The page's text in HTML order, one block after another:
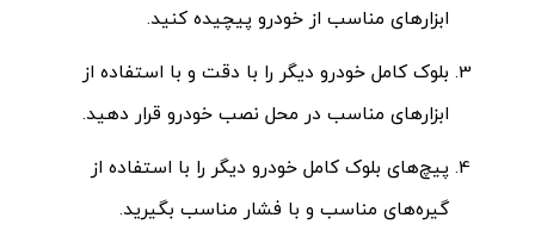
ابزارهای مناسب از خودرو پیچیده کنید.
بلوک کامل خودرو دیگر را با دقت و با استفاده از
ابزارهای مناسب در محل نصب خودرو قرار دهید.
پیچ‌های بلوک کامل خودرو دیگر را با استفاده از
گیره‌های مناسب و با فشار مناسب بگیرید.